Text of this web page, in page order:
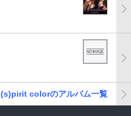
(s)pirit colorのアルバム一覧